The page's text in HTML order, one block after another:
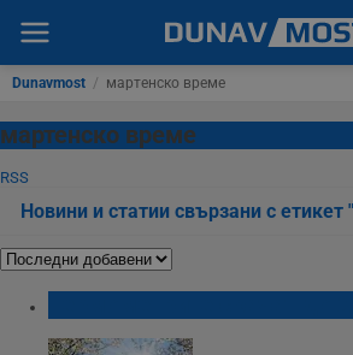
Dunavmost / мартенско време
мартенско време
RSS
Новини и статии свързани с